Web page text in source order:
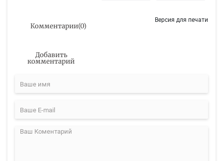
Комментарии(0)
Версия для печати
Добавить
комментарий